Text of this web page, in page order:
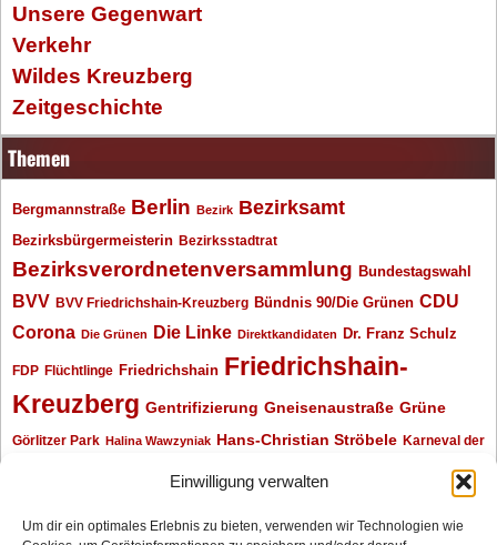
Einwilligung verwalten
Um dir ein optimales Erlebnis zu bieten, verwenden wir Technologien wie
Unsere Gegenwart
Verkehr
Wildes Kreuzberg
Zeitgeschichte
Themen
Bergmannstraße Berlin Bezirk Bezirksamt
Bezirksbürgermeisterin Bezirksstadtrat
Bezirksverordnetenversammlung Bundestagswahl
BVV BVV Friedrichshain-Kreuzberg Bündnis 90/Die Grünen CDU
Corona Die Grünen Die Linke Direktkandidaten Dr. Franz Schulz
FDP Flüchtlinge Friedrichshain Friedrichshain-
Kreuzberg Gentrifizierung Gneisenaustraße Grüne
Görlitzer Park Halina Wawzyniak Hans-Christian Ströbele Karneval der
Klaus Wowereit